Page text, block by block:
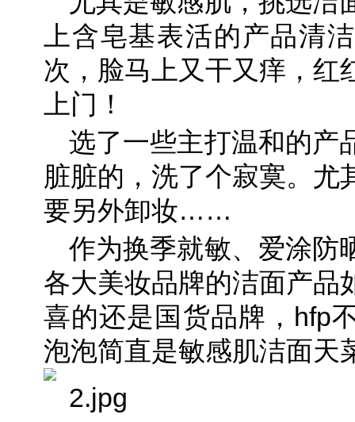
上含皂基表活的产品清
次，脸马上又干又痒，红
上门！
选了一些主打温和的产
脏脏的，洗了个寂寞。尤
要另外卸妆……
作为换季就敏、爱涂防
各大美妆品牌的洁面产品
喜的还是国货品牌，hfp
泡泡简直是敏感肌洁面天